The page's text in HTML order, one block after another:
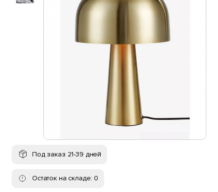
Под заказ 21-39 дней
Остаток на складе: 0